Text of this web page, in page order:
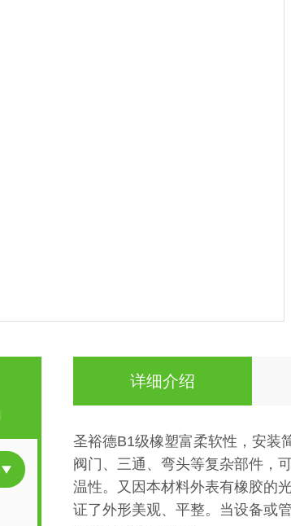
详细介绍
圣裕德B1级橡塑富柔软性，安装
阀门、三通、弯头等复杂部件，
温性。又因本材料外表有橡胶的
证了外形美观、平整。 当设备或